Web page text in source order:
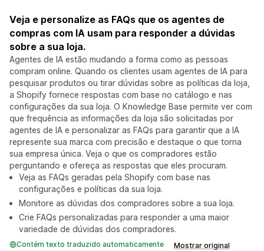
Veja e personalize as FAQs que os agentes de
compras com IA usam para responder a dúvidas
sobre a sua loja.
Agentes de IA estão mudando a forma como as pessoas
compram online. Quando os clientes usam agentes de IA para
pesquisar produtos ou tirar dúvidas sobre as políticas da loja,
a Shopify fornece respostas com base no catálogo e nas
configurações da sua loja. O Knowledge Base permite ver com
que frequência as informações da loja são solicitadas por
agentes de IA e personalizar as FAQs para garantir que a IA
represente sua marca com precisão e destaque o que torna
sua empresa única. Veja o que os compradores estão
perguntando e ofereça as respostas que eles procuram.
Veja as FAQs geradas pela Shopify com base nas
configurações e políticas da sua loja.
Monitore as dúvidas dos compradores sobre a sua loja.
Crie FAQs personalizadas para responder a uma maior
variedade de dúvidas dos compradores.
Contém texto traduzido automaticamente Mostrar original